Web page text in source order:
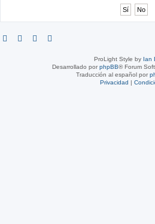
ProLight Style by Ian
Desarrollado porphpBB® Forum
Traducción al español por
Privacidad |